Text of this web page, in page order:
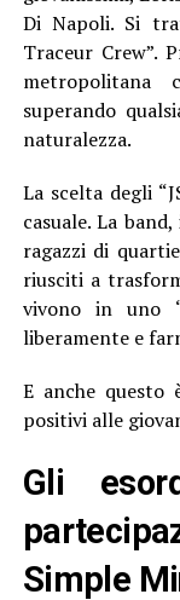
Di Napoli. Si
Traceur Crew”.
metropolitana
superando
naturalezza.
La scelta degli
casuale. La
ragazzi di
riusciti a
vivono in uno
liberamente e
E anche questo
positivi alle
Gli
Simple